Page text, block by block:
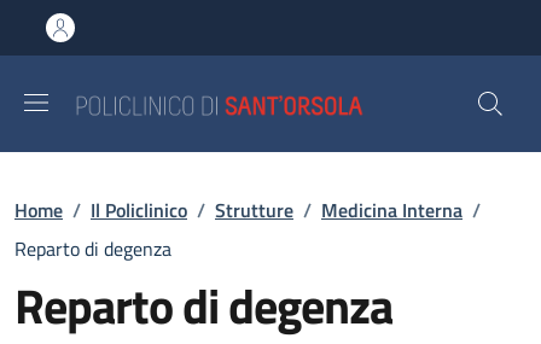
al contenuto principale
to footer content
Briciole di pane
Home / Il Policlinico / Strutture / Medicina Interna /
Reparto di degenza
Reparto di degenza